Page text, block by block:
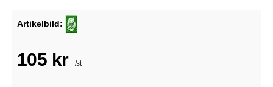
Artikelbild:
105 kr /st